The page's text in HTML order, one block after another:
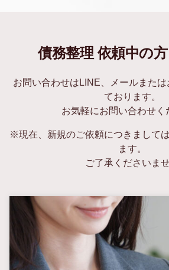
債務整理 依頼中の
お問い合わせはLINE、メールまた
ております。
お気軽にお問い合わせく
※現在、新規のご依頼につきまして
ます。
ご了承くださいませ